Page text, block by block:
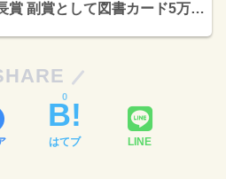
賞 副賞として図書カード5万円
はてブ
0
LINE